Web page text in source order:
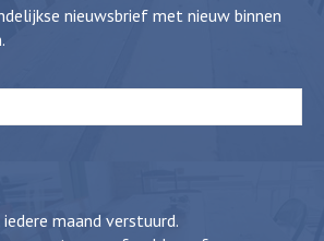
nieuwsbrief met nieuw binnen
maand verstuurd.